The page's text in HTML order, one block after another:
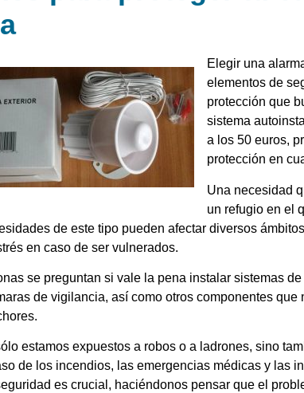
Elegir una
elementos de
protección que
sistema
a los 50 euros,
protección en
Una necesidad
un refugio en el
de este tipo pueden afectar diversos
en caso de ser vulnerados.
se preguntan si vale la pena instalar sistemas
de vigilancia, así como otros componentes
estamos expuestos a robos o a ladrones, sino
de los incendios, las emergencias médicas y las
es crucial, haciéndonos pensar que el